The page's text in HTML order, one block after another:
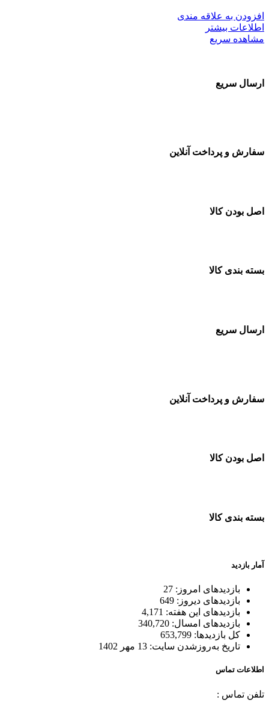
افزودن به علاقه مندی
اطلاعات بیشتر
مشاهده سریع
ارسال سریع
سفارش و پرداخت آنلاین
اصل بودن کالا
بسته بندی کالا
ارسال سریع
سفارش و پرداخت آنلاین
اصل بودن کالا
بسته بندی کالا
آمار بازدید
بازدیدهای امروز: 27
بازدیدهای دیروز: 649
بازدیدهای این هفته: 4,171
بازدیدهای امسال: 340,720
کل بازدیدها: 653,799
تاریخ به‌روزشدن سایت: 13 مهر 1402
اطلاعات تماس
تلفن تماس :